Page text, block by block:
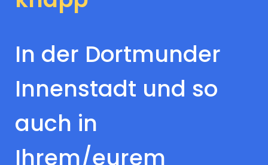
In der Dortmunder
Innenstadt und so
auch in
Ihrem/eurem